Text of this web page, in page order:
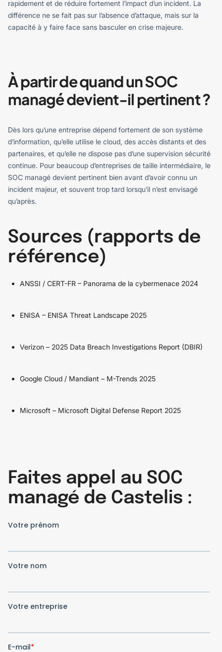
rapidement et de réduire fortement l’impact d’un incident. La
différence ne se fait pas sur l’absence d’attaque, mais sur la
capacité à y faire face sans basculer en crise majeure.
À partir de quand un SOC
managé devient-il pertinent ?
Dès lors qu’une entreprise dépend fortement de son système
d’information, qu’elle utilise le cloud, des accès distants et des
partenaires, et qu’elle ne dispose pas d’une supervision sécurité
continue. Pour beaucoup d’entreprises de taille intermédiaire, le
SOC managé devient pertinent bien avant d’avoir connu un
incident majeur, et souvent trop tard lorsqu’il n’est envisagé
qu’après.
Sources (rapports de
référence)
ANSSI / CERT-FR – Panorama de la cybermenace 2024
ENISA – ENISA Threat Landscape 2025
Verizon – 2025 Data Breach Investigations Report (DBIR)
Google Cloud / Mandiant – M-Trends 2025
Microsoft – Microsoft Digital Defense Report 2025
Faites appel au SOC
managé de Castelis :